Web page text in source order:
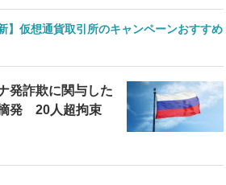
】仮想通貨取引所のキャンペーンおすすめ
発詐欺に関与した
発 20人超拘束